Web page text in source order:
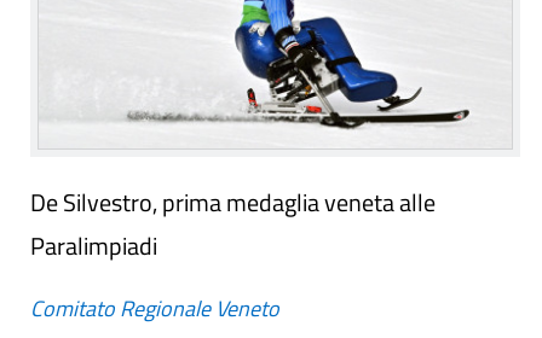
De Silvestro, prima medaglia veneta alle
Paralimpiadi
Comitato Regionale Veneto